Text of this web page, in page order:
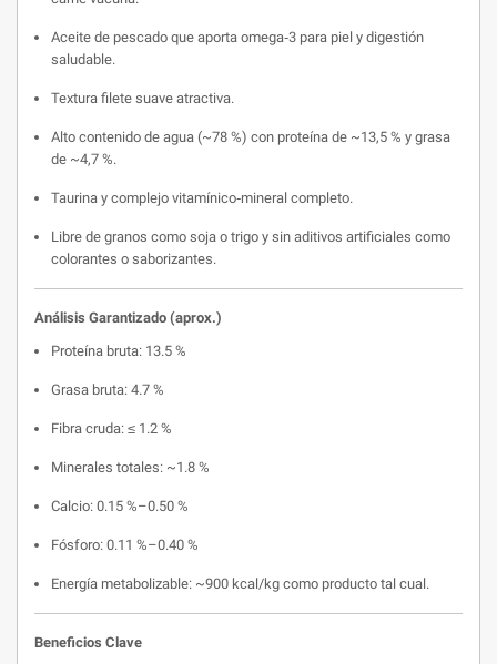
Aceite de pescado que aporta omega‑3 para piel y digestión
saludable.
Textura filete suave atractiva.
Alto contenido de agua (~78 %) con proteína de ~13,5 % y grasa
de ~4,7 %.
Taurina y complejo vitamínico‑mineral completo.
Libre de granos como soja o trigo y sin aditivos artificiales como
colorantes o saborizantes.
Análisis Garantizado (aprox.)
Proteína bruta: 13.5 %
Grasa bruta: 4.7 %
Fibra cruda: ≤ 1.2 %
Minerales totales: ~1.8 %
Calcio: 0.15 %–0.50 %
Fósforo: 0.11 %–0.40 %
Energía metabolizable: ~900 kcal/kg como producto tal cual.
Beneficios Clave